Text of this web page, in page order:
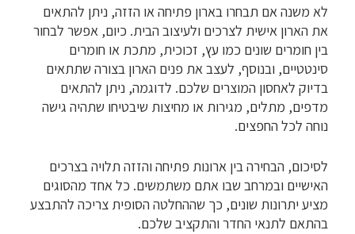
לא משנה אם תבחרו בארון פתיחה או הזזה, ניתן להתאים
את הארון אישית לצרכים ולעיצוב הבית. כיום, אפשר לבחור
בין חומרים שונים כמו עץ, זכוכית, מתכת או חומרים
סינטטיים, ובנוסף, לעצב את פנים הארון בצורה שתתאים
בדיוק לאחסון המוצרים שלכם. לדוגמה, ניתן להתאים
מדפים, מתלים, מגירות או מחיצות שיבטיחו שתהיה גישה
נוחה לכל החפצים.
לסיכום, הבחירה בין ארונות פתיחה והזזה תלויה בצרכים
האישיים ובמרחב שבו אתם משתמשים. כל אחד מהסוגים
מציע יתרונות שונים, כך שההחלטה הסופית צריכה להתבצע
בהתאם לתנאי החדר והתקציב שלכם.